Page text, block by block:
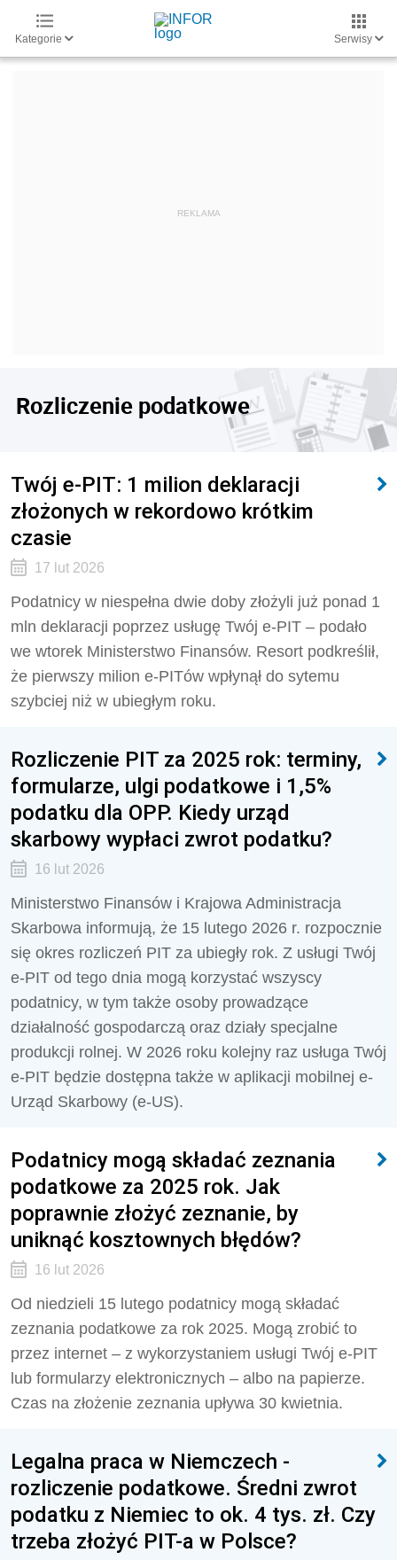
Kategorie Serwisy
Rozliczenie podatkowe
Twój e-PIT: 1 milion deklaracji
złożonych w rekordowo krótkim
czasie
17 lut 2026
Podatnicy w niespełna dwie doby złożyli już ponad 1
mln deklaracji poprzez usługę Twój e-PIT – podało
we wtorek Ministerstwo Finansów. Resort podkreślił,
że pierwszy milion e-PITów wpłynął do sytemu
szybciej niż w ubiegłym roku.
Rozliczenie PIT za 2025 rok: terminy,
formularze, ulgi podatkowe i 1,5%
podatku dla OPP. Kiedy urząd
skarbowy wypłaci zwrot podatku?
16 lut 2026
Ministerstwo Finansów i Krajowa Administracja
Skarbowa informują, że 15 lutego 2026 r. rozpocznie
się okres rozliczeń PIT za ubiegły rok. Z usługi Twój
e-PIT od tego dnia mogą korzystać wszyscy
podatnicy, w tym także osoby prowadzące
działalność gospodarczą oraz działy specjalne
produkcji rolnej. W 2026 roku kolejny raz usługa Twój
e-PIT będzie dostępna także w aplikacji mobilnej e-
Urząd Skarbowy (e-US).
Podatnicy mogą składać zeznania
podatkowe za 2025 rok. Jak
poprawnie złożyć zeznanie, by
uniknąć kosztownych błędów?
16 lut 2026
Od niedzieli 15 lutego podatnicy mogą składać
zeznania podatkowe za rok 2025. Mogą zrobić to
przez internet – z wykorzystaniem usługi Twój e-PIT
lub formularzy elektronicznych – albo na papierze.
Czas na złożenie zeznania upływa 30 kwietnia.
Legalna praca w Niemczech -
rozliczenie podatkowe. Średni zwrot
podatku z Niemiec to ok. 4 tys. zł. Czy
trzeba złożyć PIT-a w Polsce?